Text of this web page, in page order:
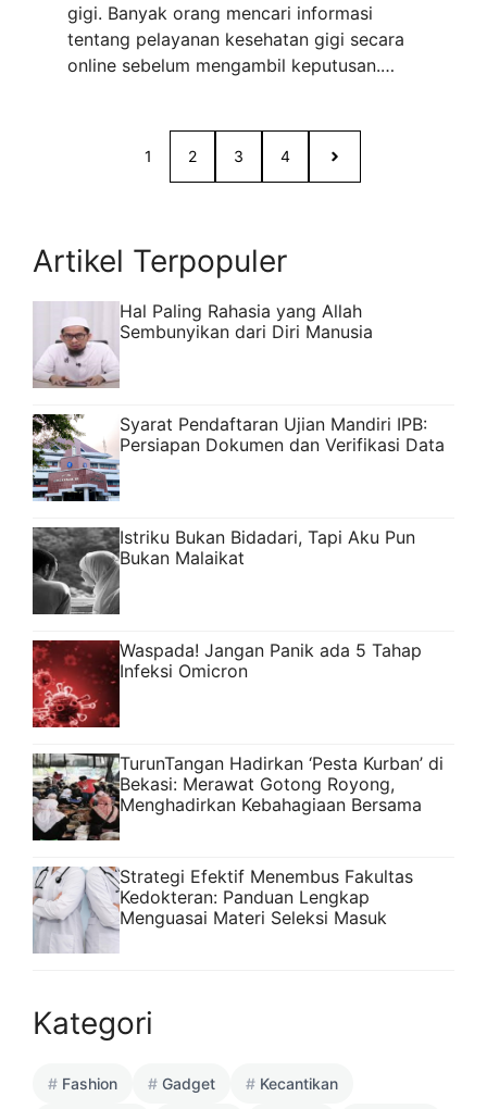
gigi. Banyak orang mencari informasi
tentang pelayanan kesehatan gigi secara
online sebelum mengambil keputusan.
promosi yang efektif. Salah satu alasan
1 2 3 4
Artikel Terpopuler
Hal Paling Rahasia yang Allah
Sembunyikan dari Diri Manusia
Syarat Pendaftaran Ujian Mandiri IPB:
Persiapan Dokumen dan Verifikasi Data
Istriku Bukan Bidadari, Tapi Aku Pun
Bukan Malaikat
Waspada! Jangan Panik ada 5 Tahap
Infeksi Omicron
TurunTangan Hadirkan ‘Pesta Kurban’ di
Bekasi: Merawat Gotong Royong,
Menghadirkan Kebahagiaan Bersama
Strategi Efektif Menembus Fakultas
Kedokteran: Panduan Lengkap
Menguasai Materi Seleksi Masuk
Kategori
Fashion Gadget Kecantikan